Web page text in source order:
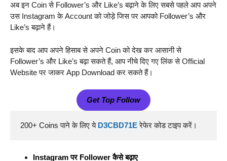
अब इन Coin से Follower’s और Like’s बढ़ाने के लिए सबसे पहले आप अपने
उस Instagram के Account को जोड़े जिस पर आपको Follower’s और
Like’s बढ़ाने हैं।
इसके बाद आप अपने हिसाब से अपने Coin को देख कर आसानी से
Follower’s और Like’s बढ़ा सकते हैं, आप नीचे दिए गए लिंक से Official
Website पर जाकर App Download कर सकते हैं।
Get Top Follow
200+ Coins पाने के लिए ये D3CBD71E रेफेर कोड टाइप करें।
Instagram पर Follower कैसे बढ़ाए